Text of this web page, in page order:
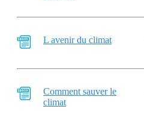
L avenir du climat
Comment sauver le
climat